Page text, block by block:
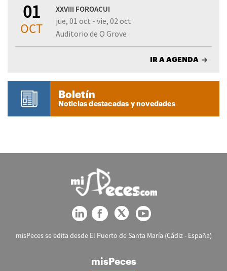
01
OCT
XXVIII FOROACUI
jue, 01 oct - vie, 02 oct
Auditorio de O Grove
IR A AGENDA
Boletín
Noticias destacadas y novedades
misPeces se edita desde El Puerto de Santa María (Cádiz - España)
misPeces